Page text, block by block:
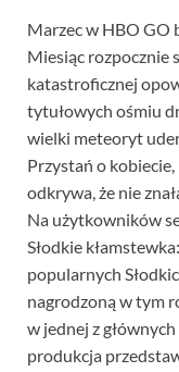
Marzec w HBO GO
Miesiąc rozpocznie
katastroficznej
tytułowych ośmiu
wielki meteoryt
Przystań o
odkrywa, że nie
Na użytkowników
Słodkie
popularnych
nagrodzoną w tym
w jednej z
produkcja